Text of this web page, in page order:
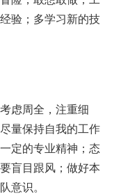
验；多学习新的技
虑周全，注重细
量保持自我的工作
定的专业精神；态
盲目跟风；做好本
意识。